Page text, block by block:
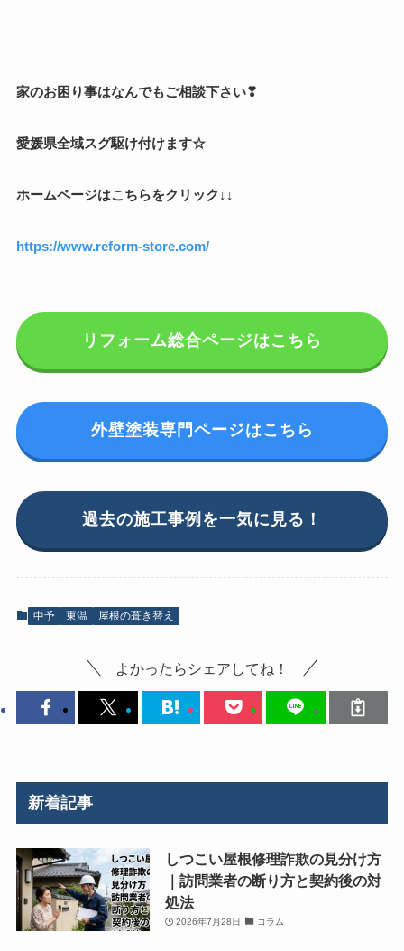
家のお困り事はなんでもご相談下さい❣
愛媛県全域スグ駆け付けます☆
ホームページはこちらをクリック↓↓
https://www.reform-store.com/
リフォーム総合ページはこちら
外壁塗装専門ページはこちら
過去の施工事例を一気に見る！
中予 東温 屋根の葺き替え
よかったらシェアしてね！
新着記事
しつこい屋根修理詐欺の見分け方
｜訪問業者の断り方と契約後の対
処法
2026年7月28日 コラム